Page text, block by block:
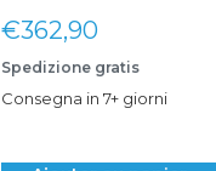
Prix
réduit
€362,90
Spedizione gratis
Consegna in 7+ giorni